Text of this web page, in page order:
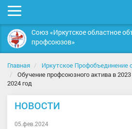
Мобильное
меню
Союз «Иркутское областное
профсоюзов»
Главная
Иркутское Профобъединение
Обучение профсоюзного актива в
2024 год
НОВОСТИ
05.фев.2024